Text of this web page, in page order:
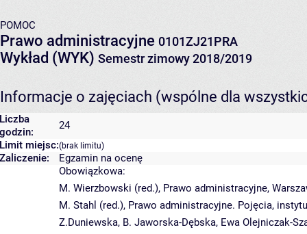
POMOC
Prawo administracyjne 0101ZJ21PRA
Wykład (WYK) Semestr zimowy 2018/2019
Informacje o zajęciach (wspólne dla
Liczba
godzin:
24
Limit miejsc:(brak limitu)
Zaliczenie: Egzamin na ocenę
Obowiązkowa:
M. Wierzbowski (red.), Prawo administracyjne,
M. Stahl (red.), Prawo administracyjne. Pojęcia,
Z.Duniewska, B. Jaworska-Dębska, Ewa Olejniczak-